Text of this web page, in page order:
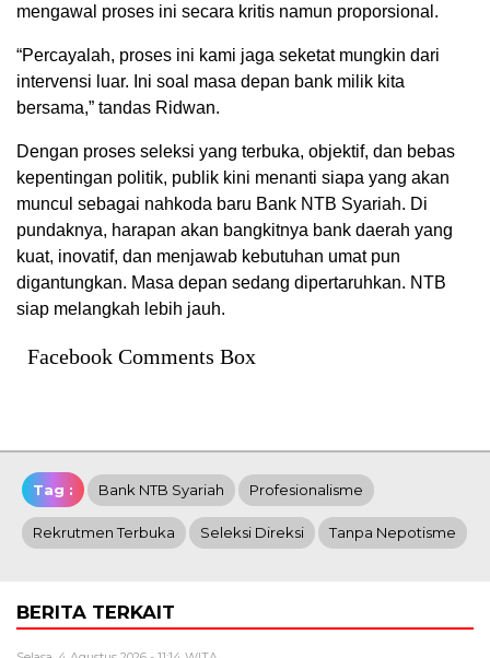
mengawal proses ini secara kritis namun proporsional.
“Percayalah, proses ini kami jaga seketat mungkin dari
intervensi luar. Ini soal masa depan bank milik kita
bersama,” tandas Ridwan.
Dengan proses seleksi yang terbuka, objektif, dan bebas
kepentingan politik, publik kini menanti siapa yang akan
muncul sebagai nahkoda baru Bank NTB Syariah. Di
pundaknya, harapan akan bangkitnya bank daerah yang
kuat, inovatif, dan menjawab kebutuhan umat pun
digantungkan. Masa depan sedang dipertaruhkan. NTB
siap melangkah lebih jauh.
Facebook Comments Box
Tag : Bank NTB Syariah Profesionalisme
Rekrutmen Terbuka Seleksi Direksi Tanpa Nepotisme
BERITA TERKAIT